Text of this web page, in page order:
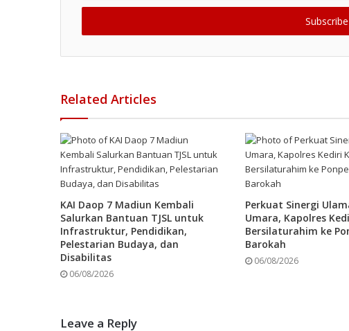
Email
Related Articles
KAI Daop 7 Madiun Kembali
Salurkan Bantuan TJSL untuk
Infrastruktur, Pendidikan,
Pelestarian Budaya, dan
Disabilitas
06/08/2026
Perkuat Sinergi
Umara, Kapolres
Bersilaturahim ke
Barokah
06/08/2026
Leave a Reply